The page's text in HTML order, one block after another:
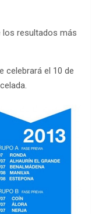
resultados más
celebrará el 10 de